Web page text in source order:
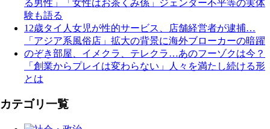
る男性」「女性はお茶くみ係」ジェンダー不平等の実体
験も語る
12歳タイ人女児が性的サービス、店舗経営者が逮捕…
「アジア系風俗店」拡大の背景に海外ブローカーの暗躍
のぞき部屋、イメクラ、テレクラ…あのフーゾクは今？
「創業からプレイは変わらない」人々を満たし続ける形
とは
カテゴリ一覧